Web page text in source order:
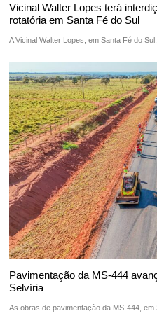
Vicinal Walter Lopes terá
rotatória em Santa Fé do Sul
A Vicinal Walter Lopes, em Santa Fé do
Pavimentação da MS-444
Selvíria
As obras de pavimentação da MS-444,